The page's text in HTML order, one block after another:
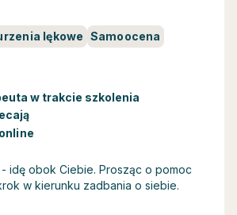
lękowe Samoocena
w trakcie szkolenia
idę obok Ciebie. Prosząc o pomoc
w kierunku zadbania o siebie.